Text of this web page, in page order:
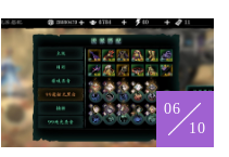
06
10